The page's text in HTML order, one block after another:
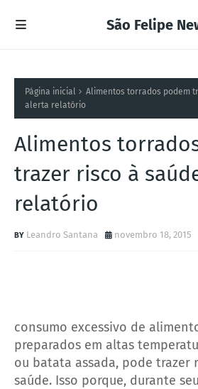
São Felipe
Página inicial
Alimentos torrados podem
alerta relatório
Alimentos
trazer risco à
relatório
Leandro Santana novembro 18, 2015
consumo excessivo de
preparados em altas
ou batata assada, pode trazer
saúde. Isso porque, durante